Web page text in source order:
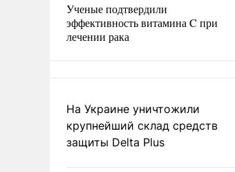
Ученые подтвердили
эффективность витамина C при
лечении рака
На Украине уничтожили
крупнейший склад средств
защиты Delta Plus